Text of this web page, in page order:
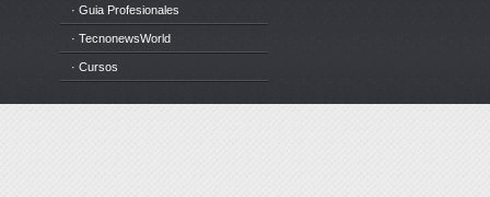
· Guia Profesionales
· TecnonewsWorld
· Cursos